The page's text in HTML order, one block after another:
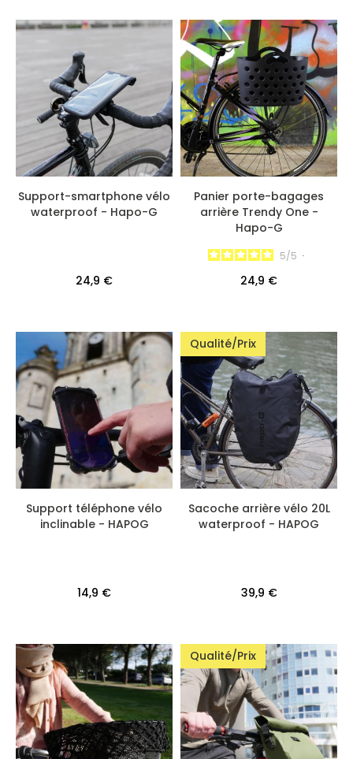
Support-smartphone vélo
waterproof - Hapo-G
24,9 €
Panier porte-bagages
arrière Trendy One -
Hapo-G
5/5 -
24,9 €
Support téléphone vélo
inclinable - HAPOG
14,9 €
Qualité/Prix
Sacoche arrière vélo 20L
waterproof - HAPOG
39,9 €
Qualité/Prix